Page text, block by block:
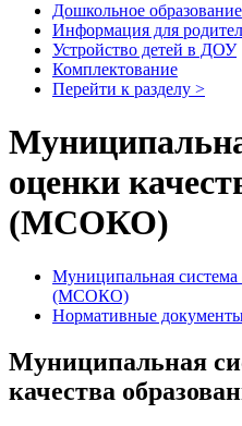
Дошкольное образование
Информация для
Устройство детей в ДОУ
Комплектование
Перейти к разделу >
оценки
(МСОКО)
Муниципальная система
(МСОКО)
Нормативные
Муниципальная
качества